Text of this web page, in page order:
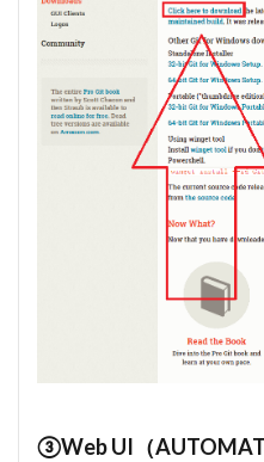
方法
Stable
Diffusion
アップデ
Diffusion
③Web UI（